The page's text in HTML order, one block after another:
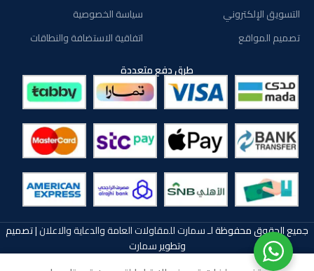
التسويق الإلكتروني
تصميم المواقع
سياسة الخصوصية
اتفاقية الاستضافة والنطاقات
طرق دفع متعددة
جميع الحقوق محفوظة لـسمارت للمقاولات العامة والدعاية والاعلان| تصميم
وتطويرسمارت